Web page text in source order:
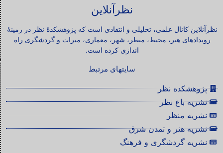
نظرآنلاین
نظرآنلاین کانال علمی، تحلیلی و انتقادی است که پژوهشکدۀ نظر در زمینۀ
رویدادهای هنر، محیط، منظر، شهر، معماری، میراث و گردشگری راه
اندازی کرده است.
سایتهای مرتبط
پژوهشکده نظر
نشریه باغ نظر
نشریه منظر
نشریه هنر و تمدن شرق
نشریه گردشگری و فرهنگ